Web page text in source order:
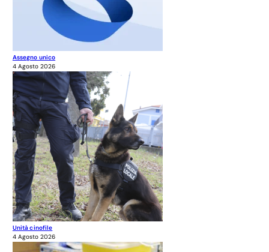
Assegno unico
4 Agosto 2026
Unità cinofile
4 Agosto 2026